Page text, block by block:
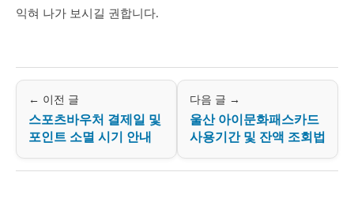
익혀 나가 보시길 권합니다.
← 이전 글
스포츠바우처 결제일 및
포인트 소멸 시기 안내
다음 글 →
울산 아이문화패스카드
사용기간 및 잔액 조회법